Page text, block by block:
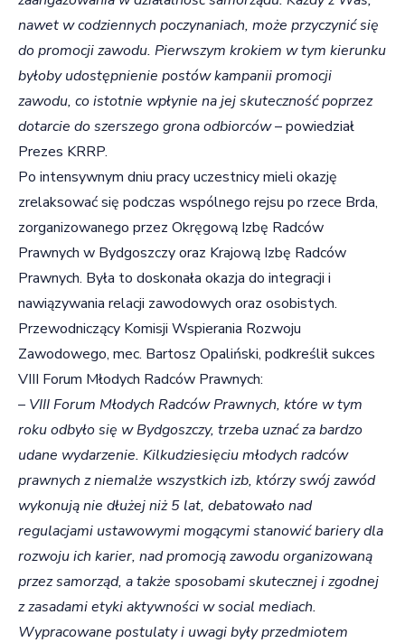
nawet w codziennych poczynaniach, może przyczynić się
do promocji zawodu. Pierwszym krokiem w tym kierunku
byłoby udostępnienie postów kampanii promocji
zawodu, co istotnie wpłynie na jej skuteczność poprzez
dotarcie do szerszego grona odbiorców– powiedział
Prezes KRRP.
Po intensywnym dniu pracy uczestnicy mieli okazję
zrelaksować się podczas wspólnego rejsu po rzece Brda,
zorganizowanego przez Okręgową Izbę Radców
Prawnych w Bydgoszczy oraz Krajową Izbę Radców
Prawnych. Była to doskonała okazja do integracji i
nawiązywania relacji zawodowych oraz osobistych.
Przewodniczący Komisji Wspierania Rozwoju
Zawodowego, mec. Bartosz Opaliński, podkreślił sukces
VIII Forum Młodych Radców Prawnych:
– VIII Forum Młodych Radców Prawnych, które w tym
roku odbyło się w Bydgoszczy, trzeba uznać za bardzo
udane wydarzenie. Kilkudziesięciu młodych radców
prawnych z niemalże wszystkich izb, którzy swój zawód
wykonują nie dłużej niż 5 lat, debatowało nad
regulacjami ustawowymi mogącymi stanowić bariery dla
rozwoju ich karier, nad promocją zawodu organizowaną
przez samorząd, a także sposobami skutecznej i zgodnej
z zasadami etyki aktywności w social mediach.
Wypracowane postulaty i uwagi były przedmiotem